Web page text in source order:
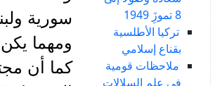
8 تموزَِ 1949
تركيا الأطلسية
بقناع إسلامي
ملاحظات قومية
في علم السلالات
سورية
ومهما
كما أن